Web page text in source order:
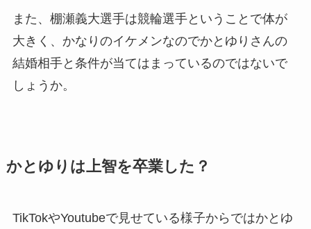
また、棚瀬義大選手は競輪選手ということで体が
大きく、かなりのイケメンなのでかとゆりさんの
結婚相手と条件が当てはまっているのではないで
しょうか。
かとゆりは上智を卒業した？
TikTokやYoutubeで見せている様子からではかとゆ